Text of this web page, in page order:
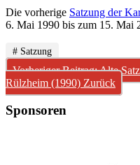
Die vorherige Satzung der
6. Mai 1990 bis zum 15. Mai
# Satzung
Vorheriger Beitrag: Alte
Rülzheim (1990) Zurück
Sponsoren